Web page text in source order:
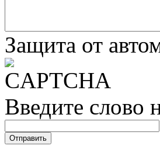
Защита от
Введите слово